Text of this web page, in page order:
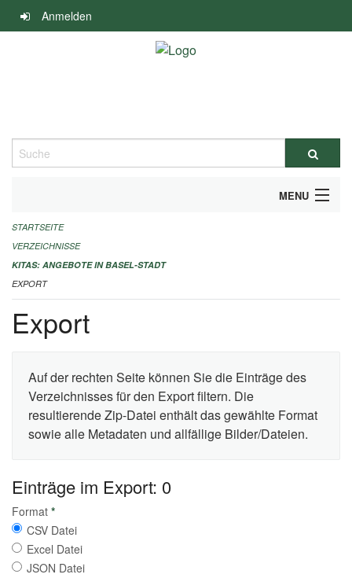
Navigation
überspringen
Anmelden
Suche
MENU
ALLGEMEINE INFORMATIONEN
IMPRESSUM
STARTSEITE
VERZEICHNISSE
KITAS: ANGEBOTE IN BASEL-STADT
EXPORT
Export
Auf der rechten Seite können Sie die Einträge des
Verzeichnisses für den Export filtern. Die
resultierende Zip-Datei enthält das gewählte Format
sowie alle Metadaten und allfällige Bilder/Dateien.
Einträge im Export: 0
Format *
CSV Datei
Excel Datei
JSON Datei